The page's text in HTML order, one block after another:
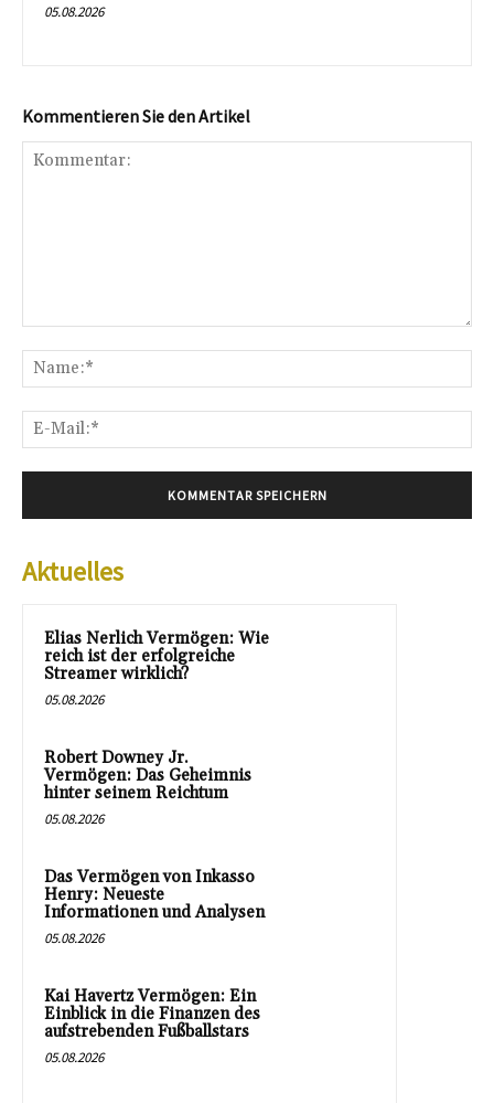
05.08.2026
Kommentieren Sie den Artikel
Aktuelles
Elias Nerlich Vermögen: Wie
reich ist der erfolgreiche
Streamer wirklich?
05.08.2026
Robert Downey Jr.
Vermögen: Das Geheimnis
hinter seinem Reichtum
05.08.2026
Das Vermögen von Inkasso
Henry: Neueste
Informationen und Analysen
05.08.2026
Kai Havertz Vermögen: Ein
Einblick in die Finanzen des
aufstrebenden Fußballstars
05.08.2026